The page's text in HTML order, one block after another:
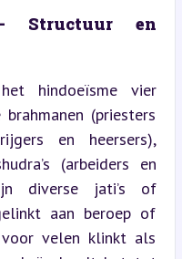
Structuur en
hindoeïsme vier
(priesters
en heersers),
(arbeiders en
diverse jati’s of
aan beroep of
velen klinkt als